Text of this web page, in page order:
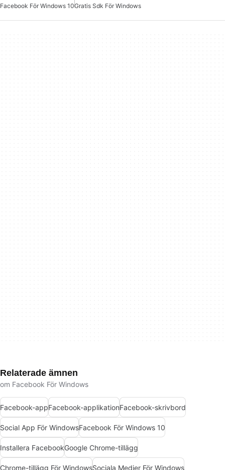
Facebook För Windows 10Gratis Sdk För Windows
Relaterade ämnen
om Facebook För Windows
Facebook-appFacebook-applikationFacebook-skrivbord
Social App För WindowsFacebook För Windows 10
Installera FacebookGoogle Chrome-tillägg
Chrome-tillägg För WindowsSociala Medier För Windows